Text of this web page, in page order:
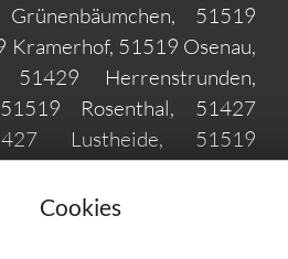
51519
Kramerhof, 51519 Osenau,
Herrenstrunden,
Rosenthal, 51427
Lustheide, 51519
51067 Holweide,
Bensberg, 51519
Cookies